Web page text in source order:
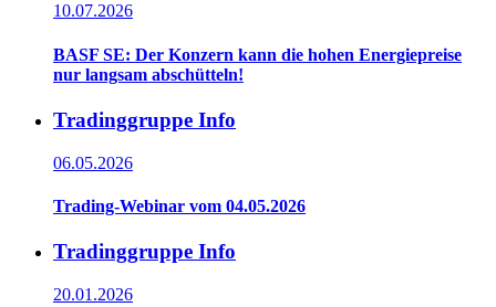
10.07.2026
BASF SE: Der Konzern kann die hohen Energiepreise
nur langsam abschütteln!
Tradinggruppe Info
06.05.2026
Trading-Webinar vom 04.05.2026
Tradinggruppe Info
20.01.2026